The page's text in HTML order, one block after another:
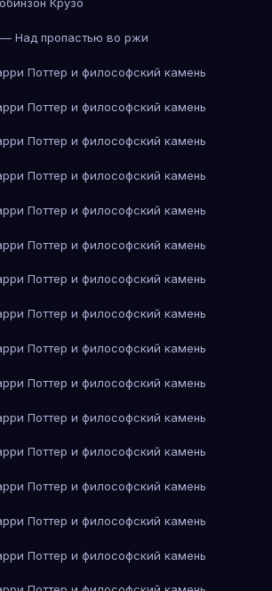
Крузо
Над пропастью во ржи
Поттер и философский камень
Поттер и философский камень
Поттер и философский камень
Поттер и философский камень
Поттер и философский камень
Поттер и философский камень
Поттер и философский камень
Поттер и философский камень
Поттер и философский камень
Поттер и философский камень
Поттер и философский камень
Поттер и философский камень
Поттер и философский камень
Поттер и философский камень
Поттер и философский камень